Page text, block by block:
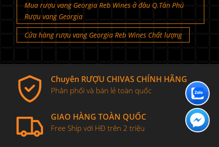
Mua rượu vang Georgia Reb Wines ở đâu Q.Tân Phú
Rượu vang Georgia
Cửa hàng rượu vang Georgia Reb Wines Chất lượng
Chuyên RƯỢU CHIVAS CHÍNH HÃNG
Phân phối và bán lẻ toàn quốc
GIAO HÀNG TOÀN QUỐC
Free Ship với HĐ trên 2 triệu